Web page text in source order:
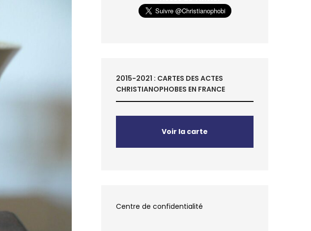
2015-2021 : CARTES DES ACTES
CHRISTIANOPHOBES EN FRANCE
Voir la carte
Centre de confidentialité